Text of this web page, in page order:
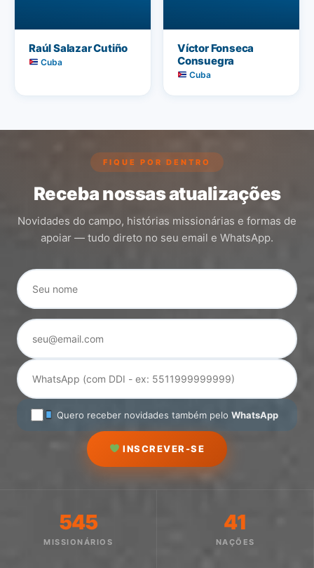
Raúl Salazar Cutiño
Cuba
Víctor Fonseca
Consuegra
Cuba
FIQUE POR DENTRO
Receba nossas atualizações
Novidades do campo, histórias missionárias e formas de
apoiar — tudo direto no seu email e WhatsApp.
Quero receber novidades também pelo WhatsApp
INSCREVER-SE
545
MISSIONÁRIOS
41
NAÇÕES